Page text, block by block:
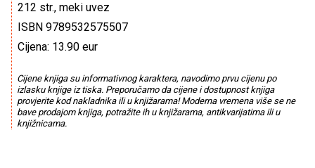
212 str., meki uvez
ISBN 9789532575507
Cijena: 13.90 eur
Cijene knjiga su informativnog karaktera, navodimo prvu cijenu po
izlasku knjige iz tiska. Preporučamo da cijene i dostupnost knjiga
provjerite kod nakladnika ili u knjižarama! Moderna vremena više se ne
bave prodajom knjiga, potražite ih u knjižarama, antikvarijatima ili u
knjižnicama.